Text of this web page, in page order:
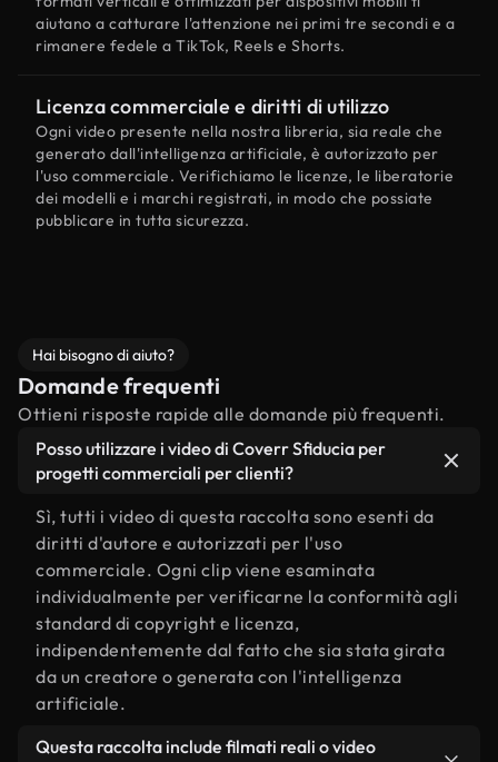
aiutano a catturare l'attenzione nei primi tre secondi e a
rimanere fedele a TikTok, Reels e Shorts.
Licenza commerciale e diritti di utilizzo
Ogni video presente nella nostra libreria, sia reale che
generato dall'intelligenza artificiale, è autorizzato per
l'uso commerciale. Verifichiamo le licenze, le liberatorie
dei modelli e i marchi registrati, in modo che possiate
pubblicare in tutta sicurezza.
Hai bisogno di aiuto?
Domande frequenti
Ottieni risposte rapide alle domande più frequenti.
Posso utilizzare i video di Coverr Sfiducia per
progetti commerciali per clienti?
Sì, tutti i video di questa raccolta sono esenti da
diritti d'autore e autorizzati per l'uso
commerciale. Ogni clip viene esaminata
individualmente per verificarne la conformità agli
standard di copyright e licenza,
indipendentemente dal fatto che sia stata girata
da un creatore o generata con l'intelligenza
artificiale.
Questa raccolta include filmati reali o video